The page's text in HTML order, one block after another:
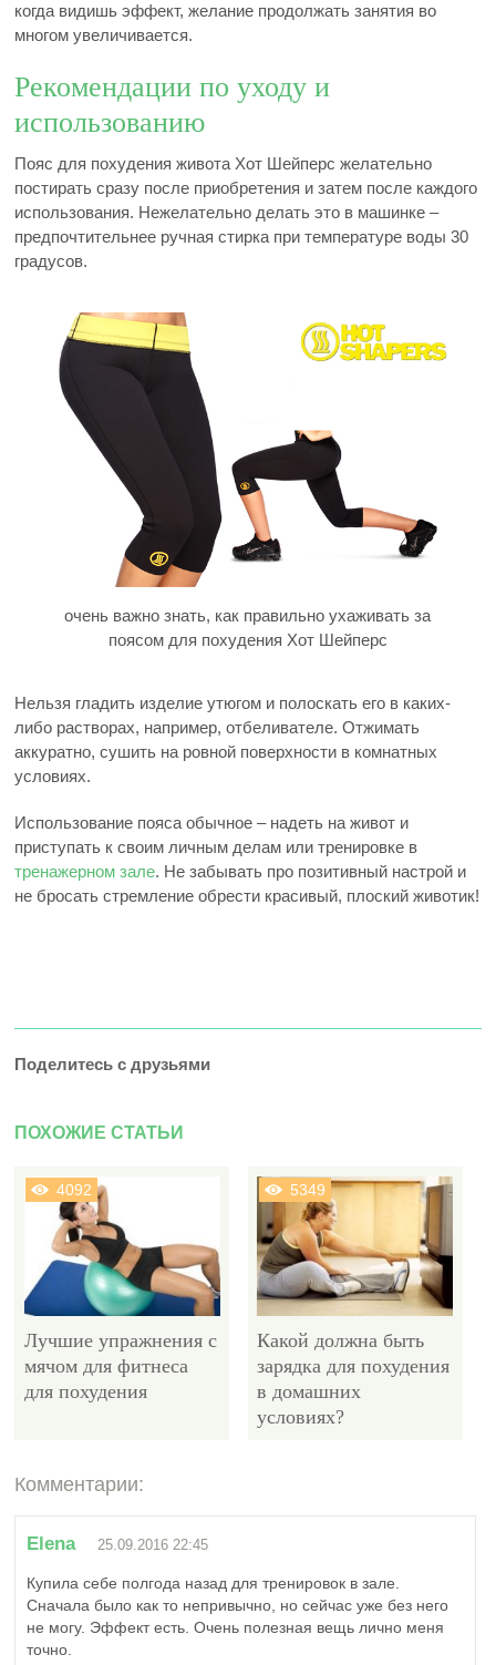
когда видишь эффект, желание продолжать занятия во
многом увеличивается.
Рекомендации по уходу и
использованию
Пояс для похудения живота Хот Шейперс желательно
постирать сразу после приобретения и затем после каждого
использования. Нежелательно делать это в машинке –
предпочтительнее ручная стирка при температуре воды 30
градусов.
очень важно знать, как правильно ухаживать за
поясом для похудения Хот Шейперс
Нельзя гладить изделие утюгом и полоскать его в каких-
либо растворах, например, отбеливателе. Отжимать
аккуратно, сушить на ровной поверхности в комнатных
условиях.
Использование пояса обычное – надеть на живот и
приступать к своим личным делам или тренировке в
тренажерном зале. Не забывать про позитивный настрой и
не бросать стремление обрести красивый, плоский животик!
Поделитесь с друзьями
ПОХОЖИЕ СТАТЬИ
4092
Лучшие упражнения с
мячом для фитнеса
для похудения
5349
Какой должна быть
зарядка для похудения
в домашних
условиях?
11678
Эффективны ли
Комментарии:
Elena 25.09.2016 22:45
Купила себе полгода назад для тренировок в зале.
Сначала было как то непривычно, но сейчас уже без него
не могу. Эффект есть. Очень полезная вещь лично меня
точно.